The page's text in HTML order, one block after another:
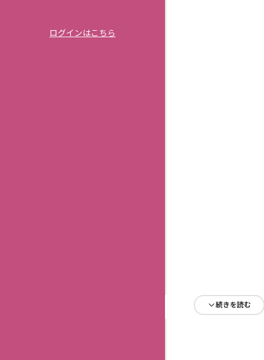
続きを読む
続きを読む
続きを読む
続きを読む
続きを読む
続きを読む
続きを読む
続きを読む
続きを読む
続きを読む
続きを読む
続きを読む
続きを読む
続きを読む
続きを読む
続きを読む
続きを読む
続きを読む
続きを読む
続きを読む
ログインはこちら